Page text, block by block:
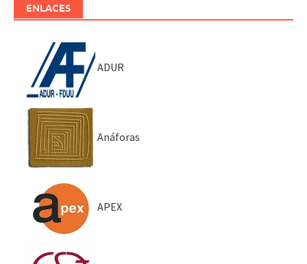
ENLACES
ADUR
Anáforas
APEX